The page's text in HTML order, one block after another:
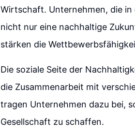
Wirtschaft. Unternehmen, die in
nicht nur eine nachhaltige
stärken die
Die soziale Seite der
die Zusammenarbeit mit
tragen Unternehmen dazu bei,
Gesellschaft zu schaffen.